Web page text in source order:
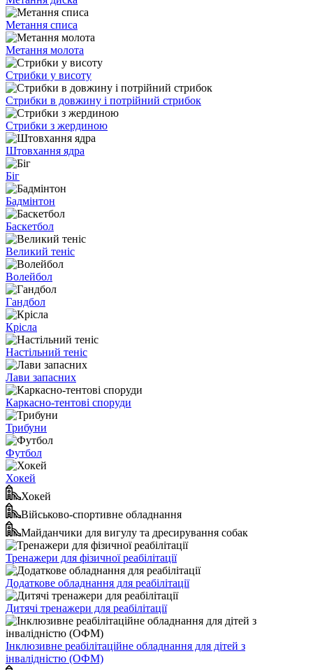
Метання списа
Метання молота
Стрибки у висоту
Стрибки в довжину і потрійний стрибок
Стрибки з жердиною
Штовхання ядра
Біг
Бадмінтон
Баскетбол
Великий теніс
Волейбол
Гандбол
Крісла
Настільний теніс
Лави запасних
Каркасно-тентові споруди
Трибуни
Футбол
Хокей
Хокей
Військово-спортивне обладнання
Майданчики для вигулу та дресирування собак
Тренажери для фізичної реабілітації
Додаткове обладнання для реабілітації
Дитячі тренажери для реабілітації
Інклюзивне реабілітаційне обладнання для дітей з
інвалідністю (ОФМ)